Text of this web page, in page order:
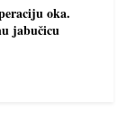
oka.
jabučicu